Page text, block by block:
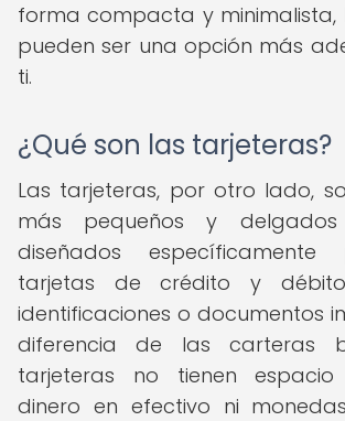
forma compacta y minimalista,
pueden ser una opción más
ti.
¿Qué son las tarjeteras?
Las tarjeteras, por otro lado,
más pequeños y
diseñados
tarjetas de crédito y
identificaciones o documentos
diferencia de las carteras
tarjeteras no tienen
dinero en efectivo ni